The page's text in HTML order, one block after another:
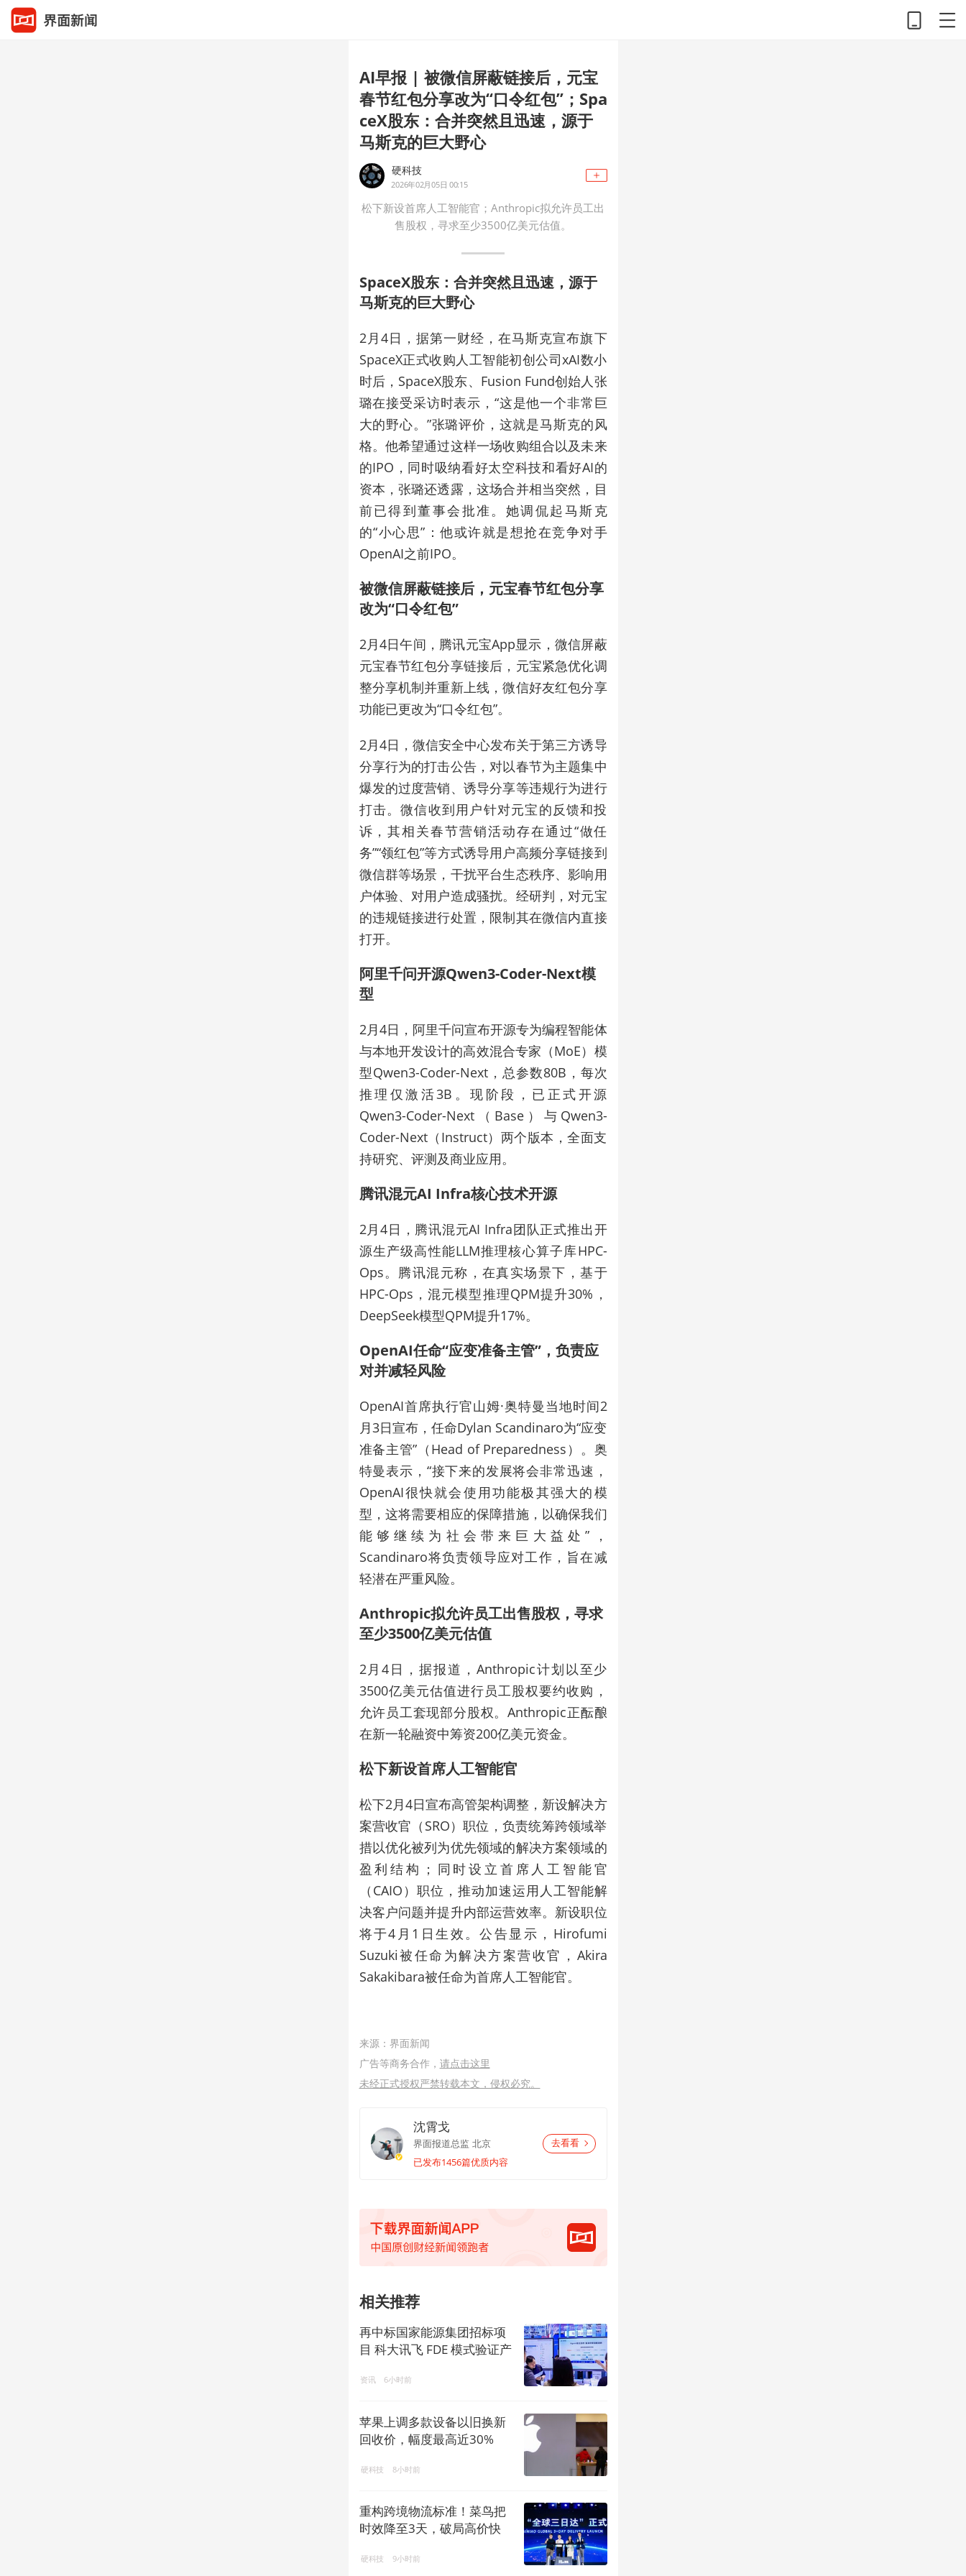
AI早报 | 被微信屏蔽链接后，元宝
春节红包分享改为“口令红包”；Spa
ceX股东：合并突然且迅速，源于
马斯克的巨大野心
硬科技
2026年02月05日 00:15
松下新设首席人工智能官；Anthropic拟允许员工出
售股权，寻求至少3500亿美元估值。
SpaceX股东：合并突然且迅速，源于
马斯克的巨大野心
2月4日，据第一财经，在马斯克宣布旗下
SpaceX正式收购人工智能初创公司xAI数小
时后，SpaceX股东、Fusion Fund创始人张
璐在接受采访时表示，“这是他一个非常巨
大的野心。”张璐评价，这就是马斯克的风
格。他希望通过这样一场收购组合以及未来
的IPO，同时吸纳看好太空科技和看好AI的
资本，张璐还透露，这场合并相当突然，目
前已得到董事会批准。她调侃起马斯克
的“小心思”：他或许就是想抢在竞争对手
OpenAI之前IPO。
被微信屏蔽链接后，元宝春节红包分享
改为“口令红包”
2月4日午间，腾讯元宝App显示，微信屏蔽
元宝春节红包分享链接后，元宝紧急优化调
整分享机制并重新上线，微信好友红包分享
功能已更改为“口令红包”。
2月4日，微信安全中心发布关于第三方诱导
分享行为的打击公告，对以春节为主题集中
爆发的过度营销、诱导分享等违规行为进行
打击。微信收到用户针对元宝的反馈和投
诉，其相关春节营销活动存在通过“做任
务”“领红包”等方式诱导用户高频分享链接到
微信群等场景，干扰平台生态秩序、影响用
户体验、对用户造成骚扰。经研判，对元宝
的违规链接进行处置，限制其在微信内直接
打开。
阿里千问开源Qwen3-Coder-Next模
型
2月4日，阿里千问宣布开源专为编程智能体
与本地开发设计的高效混合专家（MoE）模
型Qwen3-Coder-Next， 总参数80B，每次
推理仅激活3B。现阶段，已正式开源
Qwen3-Coder-Next（Base）与Qwen3-
Coder-Next（Instruct）两个版本，全面支
持研究、评测及商业应用。
腾讯混元AI Infra核心技术开源
2月4日，腾讯混元AI Infra团队正式推出开
源生产级高性能LLM推理核心算子库HPC-
Ops。腾讯混元称，在真实场景下，基于
HPC-Ops，混元模型推理QPM提升30%，
DeepSeek模型QPM提升17%。
OpenAI任命“应变准备主管”，负责应
对并减轻风险
OpenAI首席执行官山姆·奥特曼当地时间2
月3日宣布，任命Dylan Scandinaro为“应变
准备主管”（Head of Preparedness）。奥
特曼表示，“接下来的发展将会非常迅速，
OpenAI很快就会使用功能极其强大的模
型，这将需要相应的保障措施，以确保我们
能够继续为社会带来巨大益处”，
Scandinaro将负责领导应对工作，旨在减
轻潜在严重风险。
Anthropic拟允许员工出售股权，寻求
至少3500亿美元估值
2月4日，据报道，Anthropic计划以至少
3500亿美元估值进行员工股权要约收购，
允许员工套现部分股权。Anthropic正酝酿
在新一轮融资中筹资200亿美元资金。
松下新设首席人工智能官
松下2月4日宣布高管架构调整，新设解决方
案营收官（SRO）职位，负责统筹跨领域举
措以优化被列为优先领域的解决方案领域的
盈利结构；同时设立首席人工智能官
（CAIO）职位，推动加速运用人工智能解
决客户问题并提升内部运营效率。新设职位
将于4月1日生效。公告显示，Hirofumi
Suzuki被任命为解决方案营收官，Akira
Sakakibara被任命为首席人工智能官。
来源：界面新闻
广告等商务合作， 请点击这里
未经正式授权严禁转载本文，侵权必究。
沈霄戈
界面报道总监 北京
已发布1456篇优质内容
去看看
相关推荐
再中标国家能源集团招标项
目 科大讯飞 FDE 模式验证产
资讯 6小时前
苹果上调多款设备以旧换新
回收价，幅度最高近30%
硬科技 8小时前
重构跨境物流标准！菜鸟把
时效降至3天，破局高价快
硬科技 9小时前